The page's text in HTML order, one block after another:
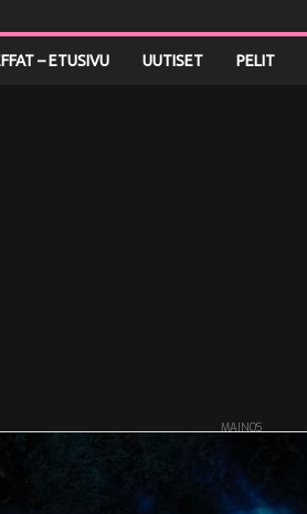
– ETUSIVU UUTISET PELIT
MAINOS